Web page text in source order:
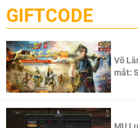
cầu, theo giấy phép chính
Pocketpair, Inc.
GIFTCODE
Võ
mắt:
MU